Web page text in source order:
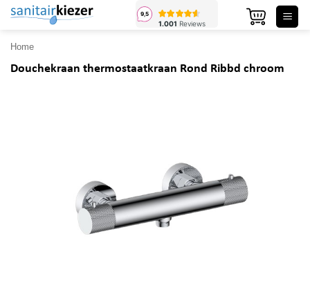
Ga
inhoud
Home
Douchekraan thermostaatkraan Rond Ribbd chroom